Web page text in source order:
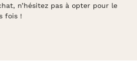
n’hésitez pas à opter pour le
fois !